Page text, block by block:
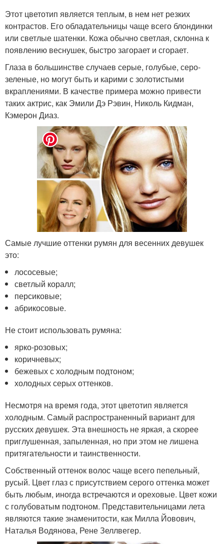
Этот цветотип является теплым, в нем нет резких
контрастов. Его обладательницы чаще всего блондинки
или светлые шатенки. Кожа обычно светлая, склонна к
появлению веснушек, быстро загорает и сгорает.
Глаза в большинстве случаев серые, голубые, серо-
зеленые, но могут быть и карими с золотистыми
вкраплениями. В качестве примера можно привести
таких актрис, как Эмили Дэ Рэвин, Николь Кидман,
Кэмерон Диаз.
Самые лучшие оттенки румян для весенних девушек
это:
лососевые;
светлый коралл;
персиковые;
абрикосовые.
Не стоит использовать румяна:
ярко-розовых;
коричневых;
бежевых с холодным подтоном;
холодных серых оттенков.
Несмотря на время года, этот цветотип является
холодным. Самый распространенный вариант для
русских девушек. Эта внешность не яркая, а скорее
приглушенная, запыленная, но при этом не лишена
притягательности и таинственности.
Собственный оттенок волос чаще всего пепельный,
русый. Цвет глаз с присутствием серого оттенка может
быть любым, иногда встречаются и ореховые. Цвет кожи
с голубоватым подтоном. Представительницами лета
являются такие знаменитости, как Милла Йовович,
Наталья Водянова, Рене Зеллвегер.